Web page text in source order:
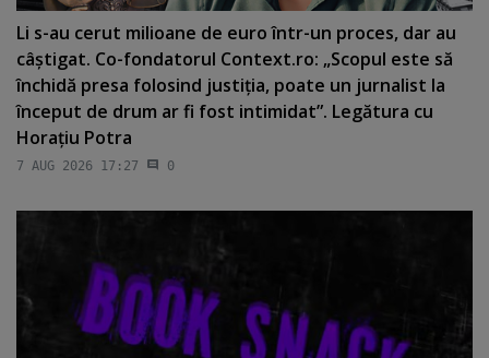
Li s-au cerut milioane de euro într-un proces, dar au
câştigat. Co-fondatorul Context.ro: „Scopul este să
închidă presa folosind justiţia, poate un jurnalist la
început de drum ar fi fost intimidat”. Legătura cu
Horaţiu Potra
7 AUG 2026 17:27 0